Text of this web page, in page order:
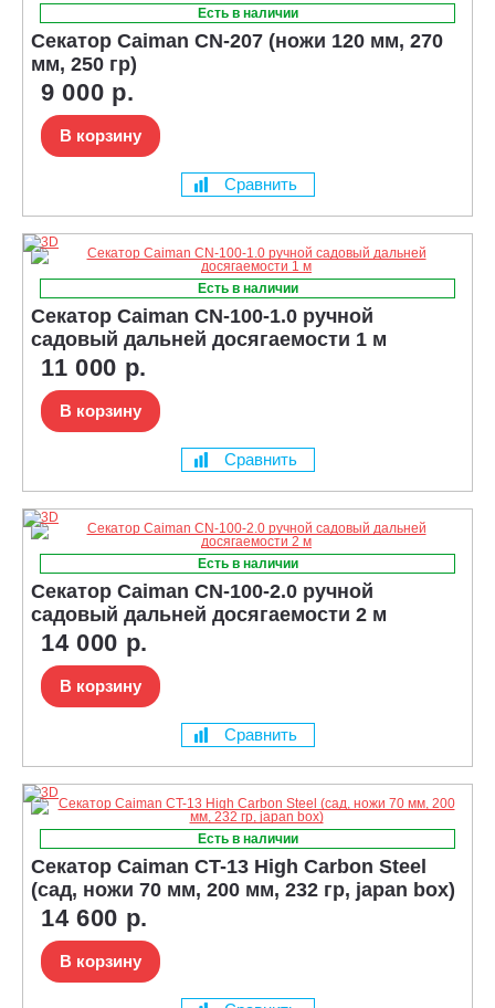
Есть в наличии
Секатор Caiman CN-207 (ножи 120 мм, 270
мм, 250 гр)
9 000 р.
В корзину
Сравнить
Есть в наличии
Секатор Caiman CN-100-1.0 ручной
садовый дальней досягаемости 1 м
11 000 р.
В корзину
Сравнить
Есть в наличии
Секатор Caiman CN-100-2.0 ручной
садовый дальней досягаемости 2 м
14 000 р.
В корзину
Сравнить
Есть в наличии
Секатор Caiman CT-13 High Carbon Steel
(сад, ножи 70 мм, 200 мм, 232 гр, japan box)
14 600 р.
В корзину